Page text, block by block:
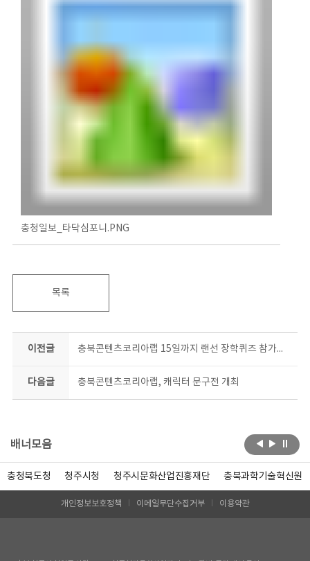
충청일보_타닥심포니.PNG
목록
이전글 충북콘텐츠코리아랩 15일까지 랜선 장학퀴즈 참가자 모집
다음글 충북콘텐츠코리아랩, 캐릭터 문구전 개최
배너모음
충청북도청 청주시청 청주시문화산업진흥재단 충북과학기술혁신원
개인정보보호정책 이메일무단수집거부 이용약관